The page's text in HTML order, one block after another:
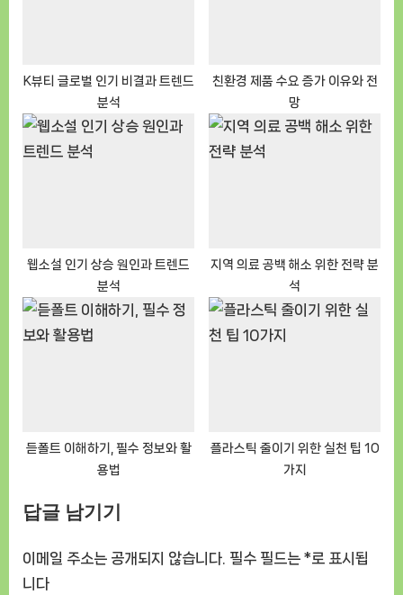
K뷰티 글로벌 인기 비결과 트렌드
분석
친환경 제품 수요 증가 이유와 전
망
웹소설 인기 상승 원인과 트렌드
분석
지역 의료 공백 해소 위한 전략 분
석
듣폴트 이해하기, 필수 정보와 활
용법
플라스틱 줄이기 위한 실천 팁 10
가지
답글 남기기
이메일 주소는 공개되지 않습니다. 필수 필드는 *로 표시됩
니다